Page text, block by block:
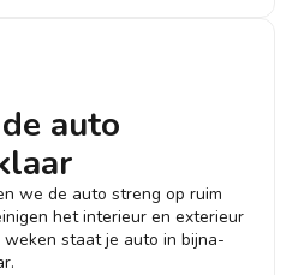
auto
we de auto streng op ruim
het interieur en exterieur
staat je auto in bijna-